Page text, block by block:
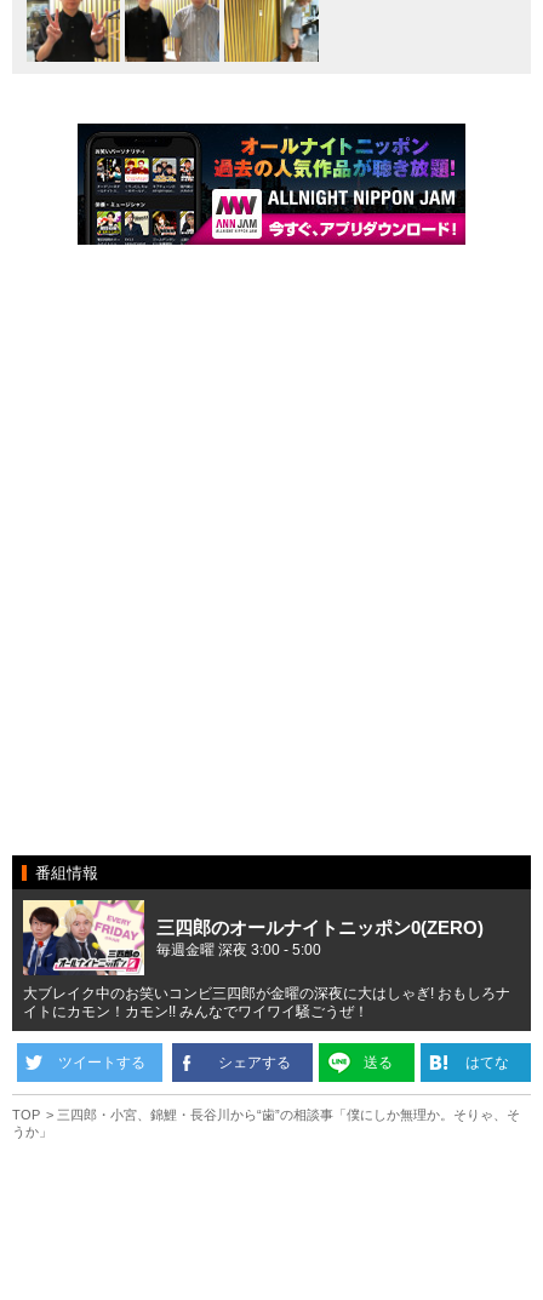
番組情報
三四郎のオールナイトニッポン0(ZERO)
毎週金曜 深夜 3:00 - 5:00
大ブレイク中のお笑いコンビ三四郎が金曜の深夜に大はしゃぎ! おもしろナ
イトにカモン！カモン!! みんなでワイワイ騒ごうぜ！
ツイートする シェアする 送る はてな
TOP
三四郎・小宮、錦鯉・長谷川から“歯”の相談事「僕にしか無理か。そりゃ、そ
うか」